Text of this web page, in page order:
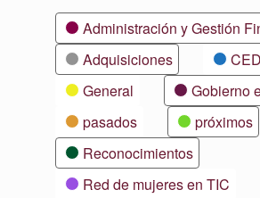
CategoríasAdministración y Gestión
Adquisiciones
General
Gobierno
pasados
próximos
Reconocimientos
Red de mujeres en TIC